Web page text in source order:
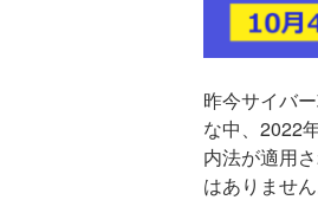
昨今サイバ
な中、2022
内法が適用
はありません